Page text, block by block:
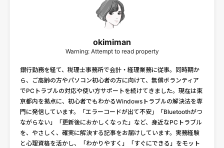
okimiman
Warning: Attempt to read property
銀行勤務を経て、税理士事務所で会計・経理業務に従事。同時期か
ら、ご高齢の方やパソコン初心者の方に向けて、無償ボランティア
でPCトラブルの対応や使い方サポートを続けてきました。現在は東
京都内を拠点に、初心者でもわかるWindowsトラブルの解決法を専
門に発信しています。「エラーコードが出て不安」「Bluetoothがつ
ながらない」「更新後におかしくなった」など、身近なPCトラブル
を、やさしく、確実に解決する記事をお届けしています。実務経験
と心理資格を活かし、「わかりやすく」「すぐにできる」をモット